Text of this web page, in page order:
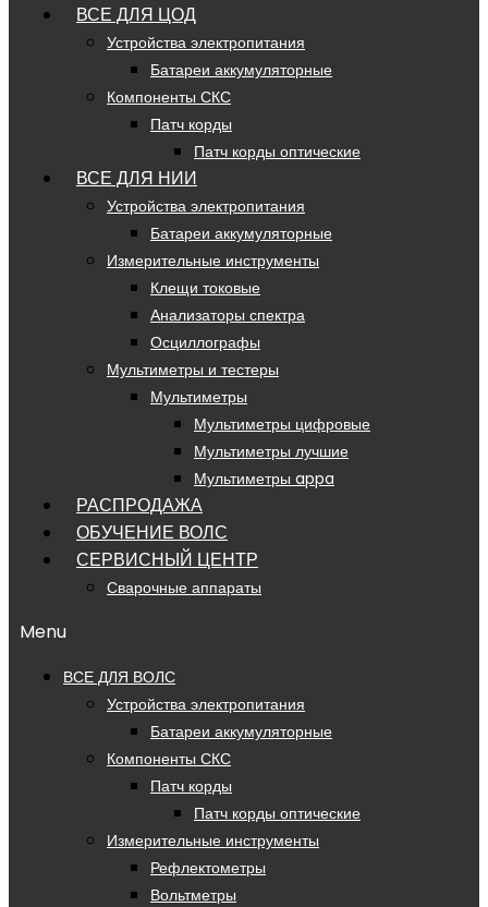
ВСЕ ДЛЯ ЦОД
Устройства электропитания
Батареи аккумуляторные
Компоненты СКС
Патч корды
Патч корды оптические
ВСЕ ДЛЯ НИИ
Устройства электропитания
Батареи аккумуляторные
Измерительные инструменты
Клещи токовые
Анализаторы спектра
Осциллографы
Мультиметры и тестеры
Мультиметры
Мультиметры цифровые
Мультиметры лучшие
Мультиметры appa
РАСПРОДАЖА
ОБУЧЕНИЕ ВОЛС
СЕРВИСНЫЙ ЦЕНТР
Сварочные аппараты
Menu
ВСЕ ДЛЯ ВОЛС
Устройства электропитания
Батареи аккумуляторные
Компоненты СКС
Патч корды
Патч корды оптические
Измерительные инструменты
Рефлектометры
Вольтметры